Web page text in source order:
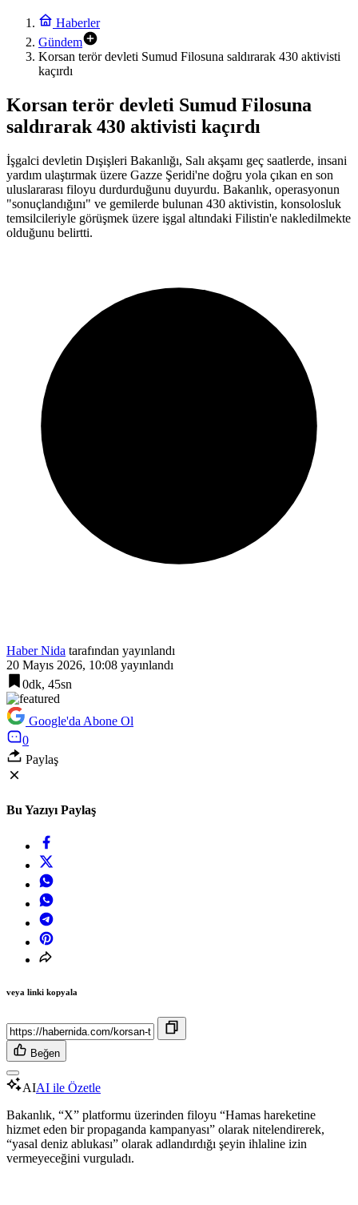
Haberler
Gündem
Korsan terör devleti Sumud Filosuna saldırarak 430 aktivisti
kaçırdı
Korsan terör devleti Sumud Filosuna
saldırarak 430 aktivisti kaçırdı
İşgalci devletin Dışişleri Bakanlığı, Salı akşamı geç saatlerde, insani
yardım ulaştırmak üzere Gazze Şeridi'ne doğru yola çıkan en son
uluslararası filoyu durdurduğunu duyurdu. Bakanlık, operasyonun
"sonuçlandığını" ve gemilerde bulunan 430 aktivistin, konsolosluk
temsilcileriyle görüşmek üzere işgal altındaki Filistin'e nakledilmekte
olduğunu belirtti.
Haber Nida tarafından yayınlandı
20 Mayıs 2026, 10:08 yayınlandı
0dk, 45sn
Google'da Abone Ol
0
Paylaş
Bu Yazıyı Paylaş
veya linki kopyala
Beğen
AIAI ile Özetle
Bakanlık, “X” platformu üzerinden filoyu “Hamas hareketine
hizmet eden bir propaganda kampanyası” olarak nitelendirerek,
“yasal deniz ablukası” olarak adlandırdığı şeyin ihlaline izin
vermeyeceğini vurguladı.